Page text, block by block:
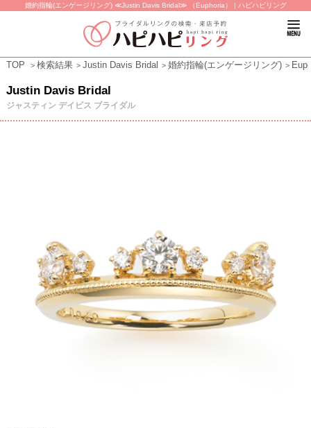
婚約指輪(エンゲージリング) ≪Justin Davis Bridal≫ （Euphoria） | ハピハピリング
TOP 検索結果 Justin Davis Bridal 婚約指輪(エンゲージリング)
Justin Davis Bridal
ジャスティン デイビス ブライダル